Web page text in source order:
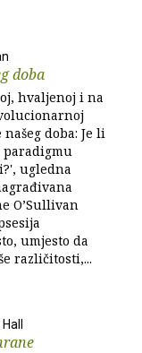
doba
hvaljenoj i na
doba: Je li
paradigmu
ugledna
O’Sullivan
umjesto da
različitosti,...